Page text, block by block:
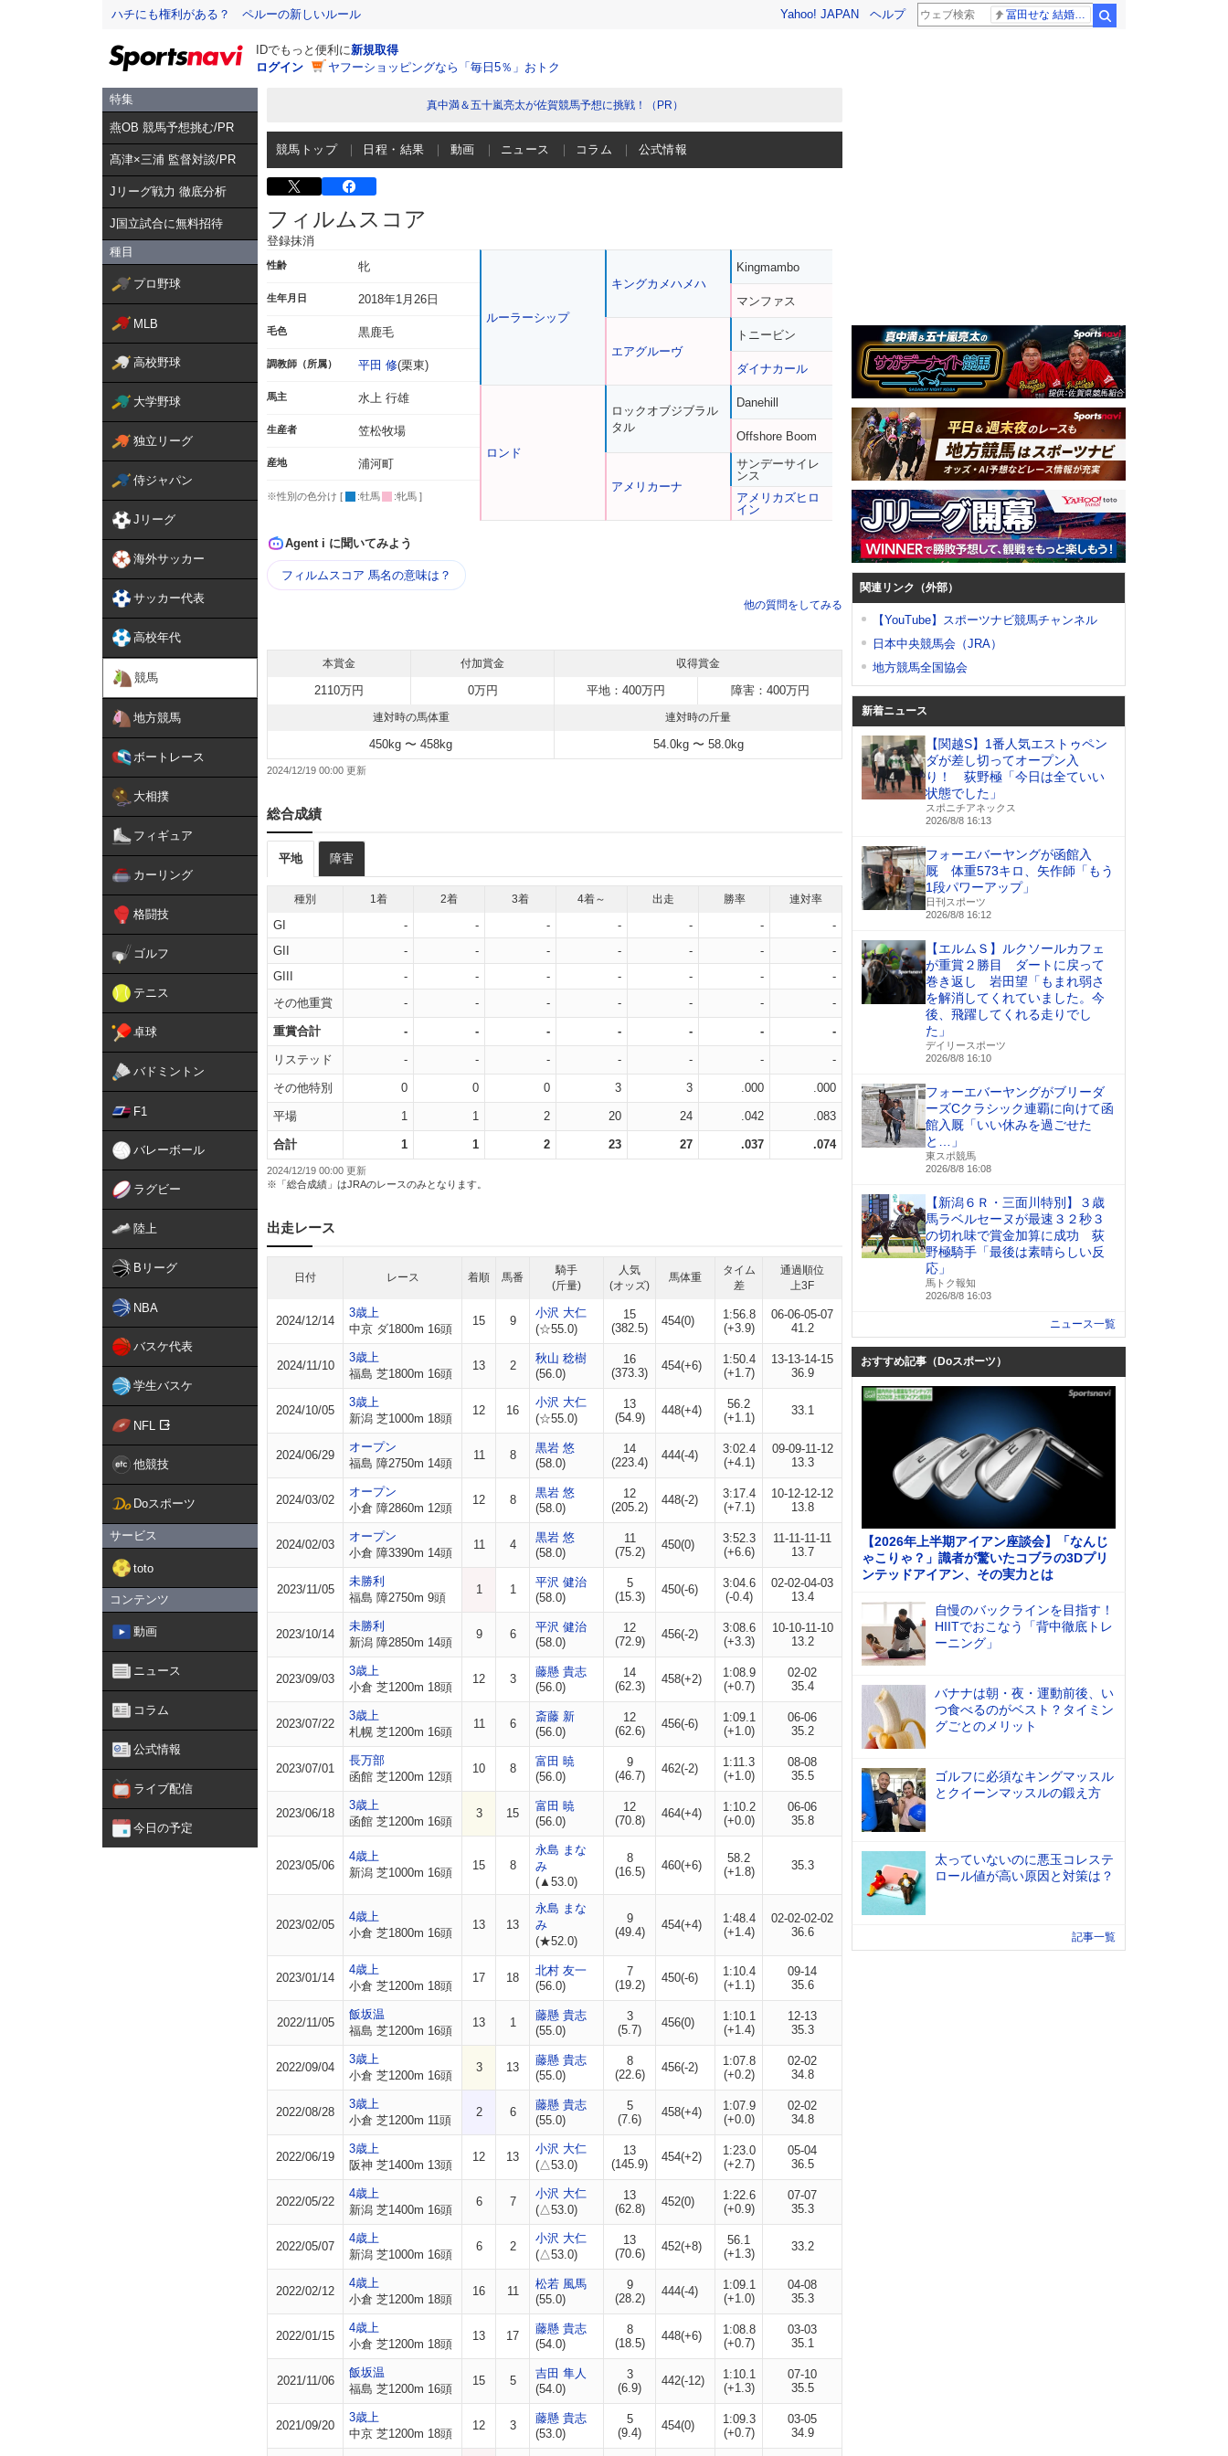
ハチにも権利がある？ ペルーの新しいルール Yahoo! JAPAN ヘルプ
IDでもっと便利に新規取得
ログイン
ヤフーショッピングなら「毎日5％」おトク
特集
燕OB 競馬予想挑む/PR
髙津×三浦 監督対談/PR
Jリーグ戦力 徹底分析
J国立試合に無料招待
種目
プロ野球
MLB
高校野球
大学野球
独立リーグ
侍ジャパン
Jリーグ
海外サッカー
サッカー代表
高校年代
競馬
地方競馬
ボートレース
大相撲
フィギュア
カーリング
格闘技
ゴルフ
テニス
卓球
バドミントン
F1
バレーボール
ラグビー
陸上
Bリーグ
NBA
バスケ代表
学生バスケ
NFL
他競技
Doスポーツ
サービス
toto
コンテンツ
動画
ニュース
コラム
公式情報
ライブ配信
今日の予定
真中満＆五十嵐亮太が佐賀競馬予想に挑戦！（PR）
競馬トップ 日程・結果 動画 ニュース コラム 公式情報
フィルムスコア
登録抹消
性齢 牝
生年月日 2018年1月26日
毛色 黒鹿毛
調教師（所属） 平田 修(栗東)
馬主 水上 行雄
生産者 笠松牧場
産地 浦河町
※性別の色分け [ :牡馬 :牝馬 ]
ルーラーシップ
ロンド
キングカメハメハ
エアグルーヴ
ロックオブジブラル
タル
アメリカーナ
Kingmambo
マンファス
トニービン
ダイナカール
Danehill
Offshore Boom
サンデーサイレ
ンス
アメリカズヒロ
イン
Agent i に聞いてみよう
フィルムスコア 馬名の意味は？
他の質問をしてみる
本賞金 付加賞金 収得賞金
2110万円 0万円 平地：400万円 障害：400万円
連対時の馬体重 連対時の斤量
450kg 〜 458kg 54.0kg 〜 58.0kg
2024/12/19 00:00
総合成績
平地 障害
種別 1着 2着 3着 4着～ 出走 勝率 連対率
GI - - - - - -
-
GII
- - - - - -
-
GIII
- - - - - -
-
その他重賞
- - - - - - -
重賞合計 - - - - - - -
リステッド - - - - - - -
その他特別 0 0 0 3 3 .000 .000
平場 1 1 2 20 24 .042 .083
合計 1 1 2 23 27 .037 .074
2024/12/19 00:00 更新
※「総合成績」はJRAのレースのみとなります。
出走レース
日付 レース 着順 馬番
騎手
(斤量)
人気
(オッズ)
馬体重
タイム
差
通過順位
上3F
2024/12/14
3歳上
中京 ダ1800m 16頭
15 9
小沢 大仁
(☆55.0)
15
(382.5)
454(0)
1:56.8
(+3.9)
06-06-05-07
41.2
2024/11/10
3歳上
福島 芝1800m 16頭
13 2
秋山 稔樹
(56.0)
16
(373.3)
454(+6)
1:50.4
(+1.7)
13-13-14-15
36.9
2024/10/05
3歳上
新潟 芝1000m 18頭
12 16
小沢 大仁
(☆55.0)
13
(54.9)
448(+4)
56.2
(+1.1)
33.1
2024/06/29
オープン
福島 障2750m 14頭
11 8
黒岩 悠
(58.0)
14
(223.4)
444(-4)
3:02.4
(+4.1)
09-09-11-12
13.3
2024/03/02
オープン
小倉 障2860m 12頭
12 8
黒岩 悠
(58.0)
12
(205.2)
448(-2)
3:17.4
(+7.1)
10-12-12-12
13.8
2024/02/03
オープン
小倉 障3390m 14頭
11 4
黒岩 悠
(58.0)
11
(75.2)
450(0)
3:52.3
(+6.6)
11-11-11-11
13.7
2023/11/05
未勝利
福島 障2750m 9頭
1 1
平沢 健治
(58.0)
5
(15.3)
450(-6)
3:04.6
(-0.4)
02-02-04-03
13.4
2023/10/14
未勝利
新潟 障2850m 14頭
9 6
平沢 健治
(58.0)
12
(72.9)
456(-2)
3:08.6
(+3.3)
10-10-11-10
13.2
2023/09/03
3歳上
小倉 芝1200m 18頭
12 3
藤懸 貴志
(56.0)
14
(62.3)
458(+2)
1:08.9
(+0.7)
02-02
35.4
2023/07/22
3歳上
札幌 芝1200m 16頭
11 6
斎藤 新
(56.0)
12
(62.6)
456(-6)
1:09.1
(+1.0)
06-06
35.2
2023/07/01
長万部
函館 芝1200m 12頭
10 8
富田 暁
(56.0)
9
(46.7)
462(-2)
1:11.3
(+1.0)
08-08
35.5
2023/06/18
3歳上
函館 芝1200m 16頭
3 15
富田 暁
(56.0)
12
(70.8)
464(+4)
1:10.2
(+0.0)
06-06
35.8
2023/05/06
4歳上
新潟 芝1000m 16頭
15 8
永島 まな
み
(▲53.0)
8
(16.5)
460(+6)
58.2
(+1.8)
35.3
2023/02/05
4歳上
小倉 芝1800m 16頭
13 13
永島 まな
み
(★52.0)
9
(49.4)
454(+4)
1:48.4
(+1.4)
02-02-02-02
36.6
2023/01/14
4歳上
小倉 芝1200m 18頭
17 18
北村 友一
(56.0)
7
(19.2)
450(-6)
1:10.4
(+1.1)
09-14
35.6
2022/11/05
飯坂温
福島 芝1200m 16頭
13 1
藤懸 貴志
(55.0)
3
(5.7)
456(0)
1:10.1
(+1.4)
12-13
35.3
2022/09/04
3歳上
小倉 芝1200m 16頭
3 13
藤懸 貴志
(55.0)
8
(22.6)
456(-2)
1:07.8
(+0.2)
02-02
34.8
2022/08/28
3歳上
小倉 芝1200m 11頭
2 6
藤懸 貴志
(55.0)
5
(7.6)
458(+4)
1:07.9
(+0.0)
02-02
34.8
2022/06/19
3歳上
阪神 芝1400m 13頭
12 13
小沢 大仁
(△53.0)
13
(145.9)
454(+2)
1:23.0
(+2.7)
05-04
36.5
2022/05/22
4歳上
新潟 芝1400m 16頭
6 7
小沢 大仁
(△53.0)
13
(62.8)
452(0)
1:22.6
(+0.9)
07-07
35.3
2022/05/07
4歳上
新潟 芝1000m 16頭
6 2
小沢 大仁
(△53.0)
13
(70.6)
452(+8)
56.1
(+1.3)
33.2
2022/02/12
4歳上
小倉 芝1200m 18頭
16 11
松若 風馬
(55.0)
9
(28.2)
444(-4)
1:09.1
(+1.0)
04-08
35.3
2022/01/15
4歳上
小倉 芝1200m 18頭
13 17
藤懸 貴志
(54.0)
8
(18.5)
448(+6)
1:08.8
(+0.7)
03-03
35.1
2021/11/06
飯坂温
福島 芝1200m 16頭
15 5
吉田 隼人
(54.0)
3
(6.9)
442(-12)
1:10.1
(+1.3)
07-10
35.5
2021/09/20
3歳上
中京 芝1200m 18頭
12 3
藤懸 貴志
(53.0)
5
(9.4)
454(0)
1:09.3
(+0.7)
03-05
34.9
関連リンク（外部）
【YouTube】スポーツナビ競馬チャンネル
日本中央競馬会（JRA）
地方競馬全国協会
新着ニュース
【関越S】1番人気エストゥペン
ダが差し切ってオープン入
り！ 荻野極「今日は全ていい
状態でした」
スポニチアネックス
2026/8/8 16:13
フォーエバーヤングが函館入
厩 体重573キロ、矢作師「もう
1段パワーアップ」
日刊スポーツ
2026/8/8 16:12
【エルムＳ】ルクソールカフェ
が重賞２勝目 ダートに戻って
巻き返し 岩田望「もまれ弱さ
を解消してくれていました。今
後、飛躍してくれる走りでし
た」
デイリースポーツ
2026/8/8 16:10
フォーエバーヤングがブリーダ
ーズCクラシック連覇に向けて函
館入厩「いい休みを過ごせた
と…」
東スポ競馬
2026/8/8 16:08
【新潟６Ｒ・三面川特別】３歳
馬ラベルセーヌが最速３２秒３
の切れ味で賞金加算に成功 荻
野極騎手「最後は素晴らしい反
応」
馬トク報知
2026/8/8 16:03
ニュース一覧
おすすめ記事（Doスポーツ）
【2026年上半期アイアン座談会】「なんじ
ゃこりゃ？」識者が驚いたコブラの3Dプリ
ンテッドアイアン、その実力とは
自慢のバックラインを目指す！
HIITでおこなう「背中徹底トレ
ーニング」
バナナは朝・夜・運動前後、い
つ食べるのがベスト？タイミン
グごとのメリット
ゴルフに必須なキングマッスル
とクイーンマッスルの鍛え方
太っていないのに悪玉コレステ
ロール値が高い原因と対策は？
記事一覧